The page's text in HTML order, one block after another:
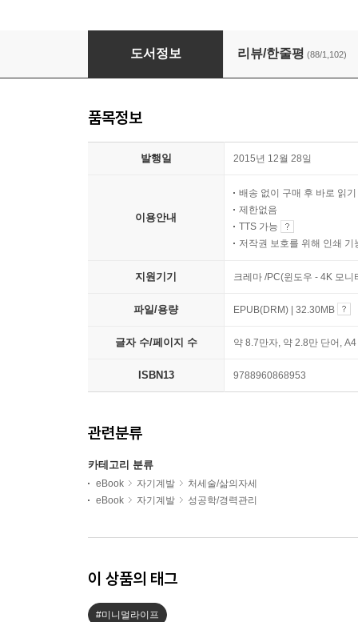
부자가 되는 정리의 힘
도서정보 리뷰/한줄평 (88/1,102)
품목정보
발행일 2015년 12월 28일
이용안내
배송 없이 구매 후 바로 읽기
제한없음
TTS 가능
저작권 보호를 위해 인쇄 기
지원기기 크레마 /PC(윈도우 - 4K 모
파일/용량 EPUB(DRM) | 32.30MB
글자 수/페이지 수 약 8.7만자, 약 2.8만 단어,
ISBN13 9788960868953
관련분류
카테고리 분류
eBook 자기계발
처세술/삶의자세
eBook
자기계발 성공학/경력관리
이 상품의 태그
#미니멀라이프